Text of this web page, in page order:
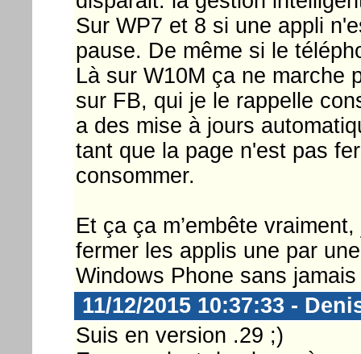
Sur WP7 et 8 si une appli
pause. De même si le
Là sur W10M ça ne marche
sur FB, qui je le rappelle
a des mise à jours
tant que la page n'est pas
consommer.
Et ça ça m’embête
fermer les applis une par
Windows Phone sans
11/12/2015 10:37:33 -
Suis en version .29 ;)